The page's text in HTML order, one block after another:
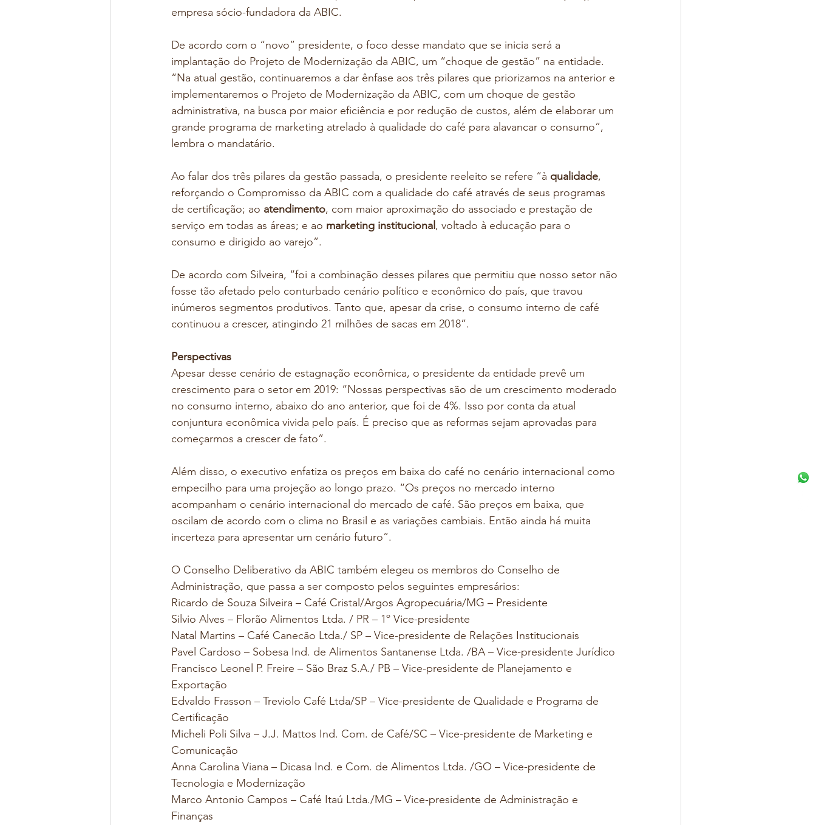
empresa sócio-fundadora da ABIC.
De acordo com o “novo” presidente, o foco desse mandato que se inicia será a
implantação do Projeto de Modernização da ABIC, um “choque de gestão” na entidade.
“Na atual gestão, continuaremos a dar ênfase aos três pilares que priorizamos na anterior e
implementaremos o Projeto de Modernização da ABIC, com um choque de gestão
administrativa, na busca por maior eficiência e por redução de custos, além de elaborar um
grande programa de marketing atrelado à qualidade do café para alavancar o consumo”,
lembra o mandatário.
Ao falar dos três pilares da gestão passada, o presidente reeleito se refere “à qualidade,
reforçando o Compromisso da ABIC com a qualidade do café através de seus programas
de certificação; ao atendimento, com maior aproximação do associado e prestação de
serviço em todas as áreas; e ao marketing institucional , voltado à educação para o
consumo e dirigido ao varejo”.
De acordo com Silveira, “foi a combinação desses pilares que permitiu que nosso setor não
fosse tão afetado pelo conturbado cenário político e econômico do país, que travou
inúmeros segmentos produtivos. Tanto que, apesar da crise, o consumo interno de café
continuou a crescer, atingindo 21 milhões de sacas em 2018”.
Perspectivas
Apesar desse cenário de estagnação econômica, o presidente da entidade prevê um
crescimento para o setor em 2019: “Nossas perspectivas são de um crescimento moderado
no consumo interno, abaixo do ano anterior, que foi de 4%. Isso por conta da atual
conjuntura econômica vivida pelo país. É preciso que as reformas sejam aprovadas para
começarmos a crescer de fato”.
Além disso, o executivo enfatiza os preços em baixa do café no cenário internacional como
empecilho para uma projeção ao longo prazo. “Os preços no mercado interno
acompanham o cenário internacional do mercado de café. São preços em baixa, que
oscilam de acordo com o clima no Brasil e as variações cambiais. Então ainda há muita
incerteza para apresentar um cenário futuro”.
O Conselho Deliberativo da ABIC também elegeu os membros do Conselho de
Administração, que passa a ser composto pelos seguintes empresários:
Ricardo de Souza Silveira – Café Cristal/Argos Agropecuária/MG – Presidente
Silvio Alves – Florão Alimentos Ltda. / PR – 1º Vice-presidente
Natal Martins – Café Canecão Ltda./ SP – Vice-presidente de Relações Institucionais
Pavel Cardoso – Sobesa Ind. de Alimentos Santanense Ltda. /BA – Vice-presidente Jurídico
Francisco Leonel P. Freire – São Braz S.A./ PB – Vice-presidente de Planejamento e
Exportação
Edvaldo Frasson – Treviolo Café Ltda/SP – Vice-presidente de Qualidade e Programa de
Certificação
Micheli Poli Silva – J.J. Mattos Ind. Com. de Café/SC – Vice-presidente de Marketing e
Comunicação
Anna Carolina Viana – Dicasa Ind. e Com. de Alimentos Ltda. /GO – Vice-presidente de
Tecnologia e Modernização
Marco Antonio Campos – Café Itaú Ltda./MG – Vice-presidente de Administração e
Finanças